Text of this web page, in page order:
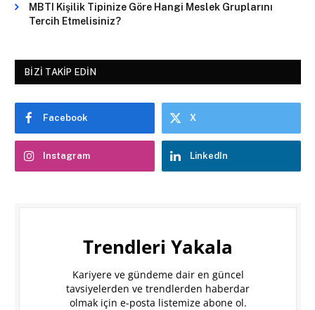
MBTI Kişilik Tipinize Göre Hangi Meslek Gruplarını
Tercih Etmelisiniz?
BIZI TAKIP EDIN
Facebook X
Instagram LinkedIn
Trendleri Yakala
Kariyere ve gündeme dair en güncel
tavsiyelerden ve trendlerden haberdar
olmak için e-posta listemize abone ol.